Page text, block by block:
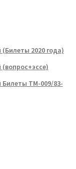
2020 года)
Билеты ТМ-009/83-